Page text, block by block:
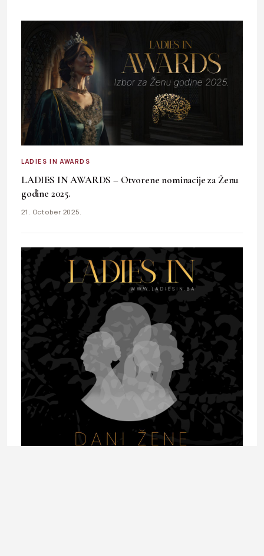
LADIES IN AWARDS
LADIES IN AWARDS – Otvorene nominacije za Ženu
godine 2025.
21. October 2025.